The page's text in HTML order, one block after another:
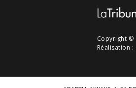
Copyright ©
Réalisation :